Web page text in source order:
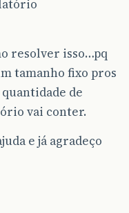
resolver isso…pq
tamanho fixo pros
de
vai conter.
e já agradeço